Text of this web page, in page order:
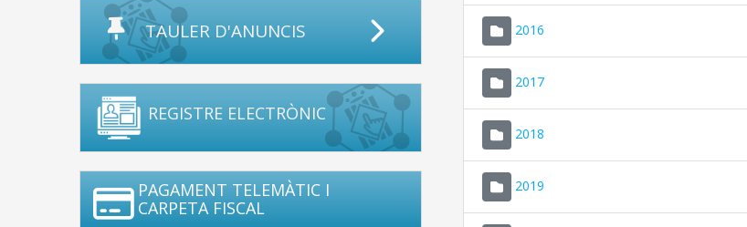
TAULER D'ANUNCIS
REGISTRE ELECTRÒNIC
PAGAMENT TELEMÀTIC I
CARPETA FISCAL
2016
2017
2018
2019